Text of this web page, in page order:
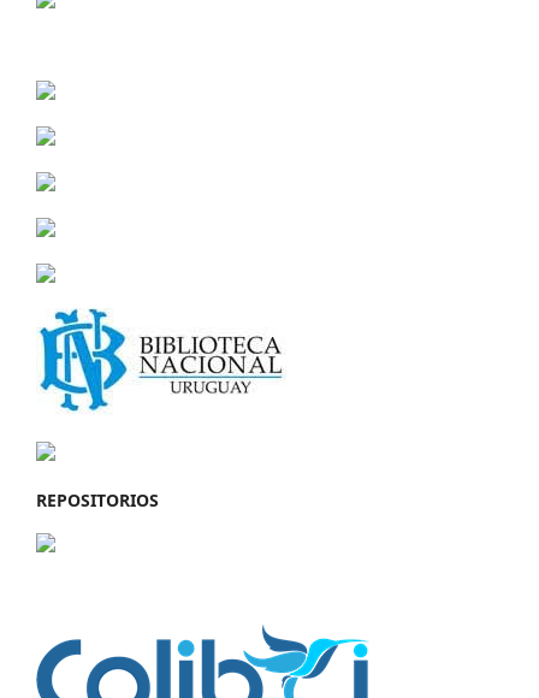
REPOSITORIOS